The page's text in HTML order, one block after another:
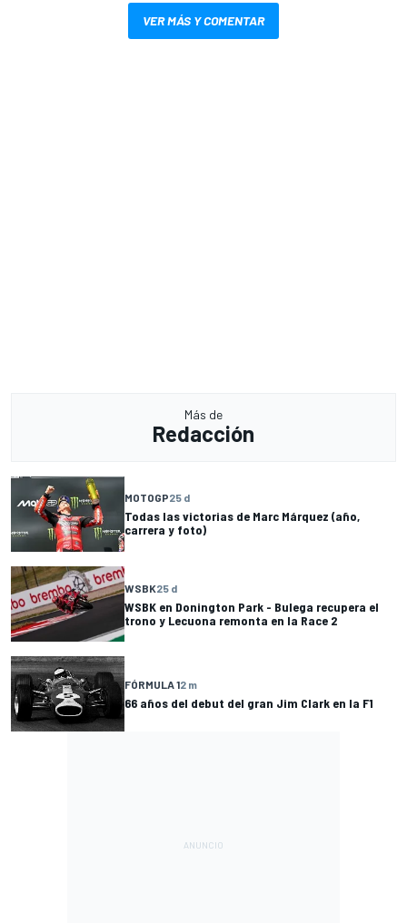
VER MÁS Y COMENTAR
Más de
Redacción
MOTOGP25 d
Todas las victorias de Marc Márquez (año,
carrera y foto)
WSBK25 d
WSBK en Donington Park - Bulega recupera el
trono y Lecuona remonta en la Race 2
FÓRMULA 12 m
66 años del debut del gran Jim Clark en la F1